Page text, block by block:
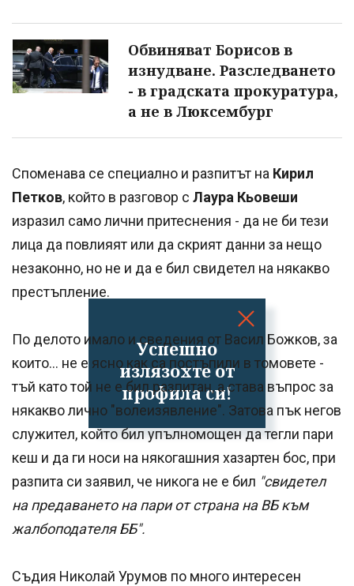
Успешно
излязохте от
профила си!
Обвиняват Борисов в
изнудване. Разследването
- в градската прокуратура,
а не в Люксембург
Споменава се специално и разпитът на Кирил
Петков, който в разговор с Лаура Кьовеши
изразил само лични притеснения - да не би тези
лица да повлияят или да скрият данни за нещо
незаконно, но не и да е бил свидетел на някакво
престъпление.
По делото имало и сведения от Васил Божков, за
които... не е ясно как са постъпили в томовете -
тъй като той не е бил разпитан, а става въпрос за
някакво лично "волеизявление". Затова пък негов
служител, който бил упълномощен да тегли пари
кеш и да ги носи на някогашния хазартен бос, при
разпита си заявил, че никога не е бил "свидетел
на предаването на пари от страна на ВБ към
жалбоподателя ББ".
Съдия Николай Урумов по много интересен